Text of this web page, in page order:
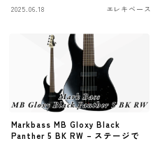
2025.06.18 エレキベース
Markbass MB Gloxy Black
Panther 5 BK RW – ステージで